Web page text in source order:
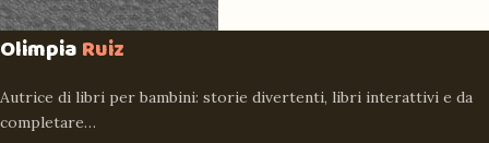
OlimpiaRuiz
Autrice di libri per bambini: storie divertenti, libri interattivi e da
completare…